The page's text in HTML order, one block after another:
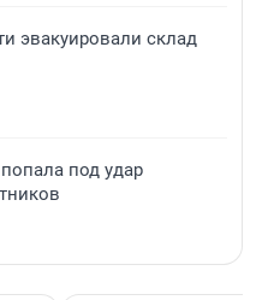
эвакуировали склад
под удар